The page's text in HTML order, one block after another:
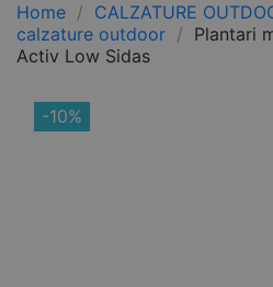
Home
CALZATURE
calzature outdoor
Plantari
Activ Low Sidas
-10%